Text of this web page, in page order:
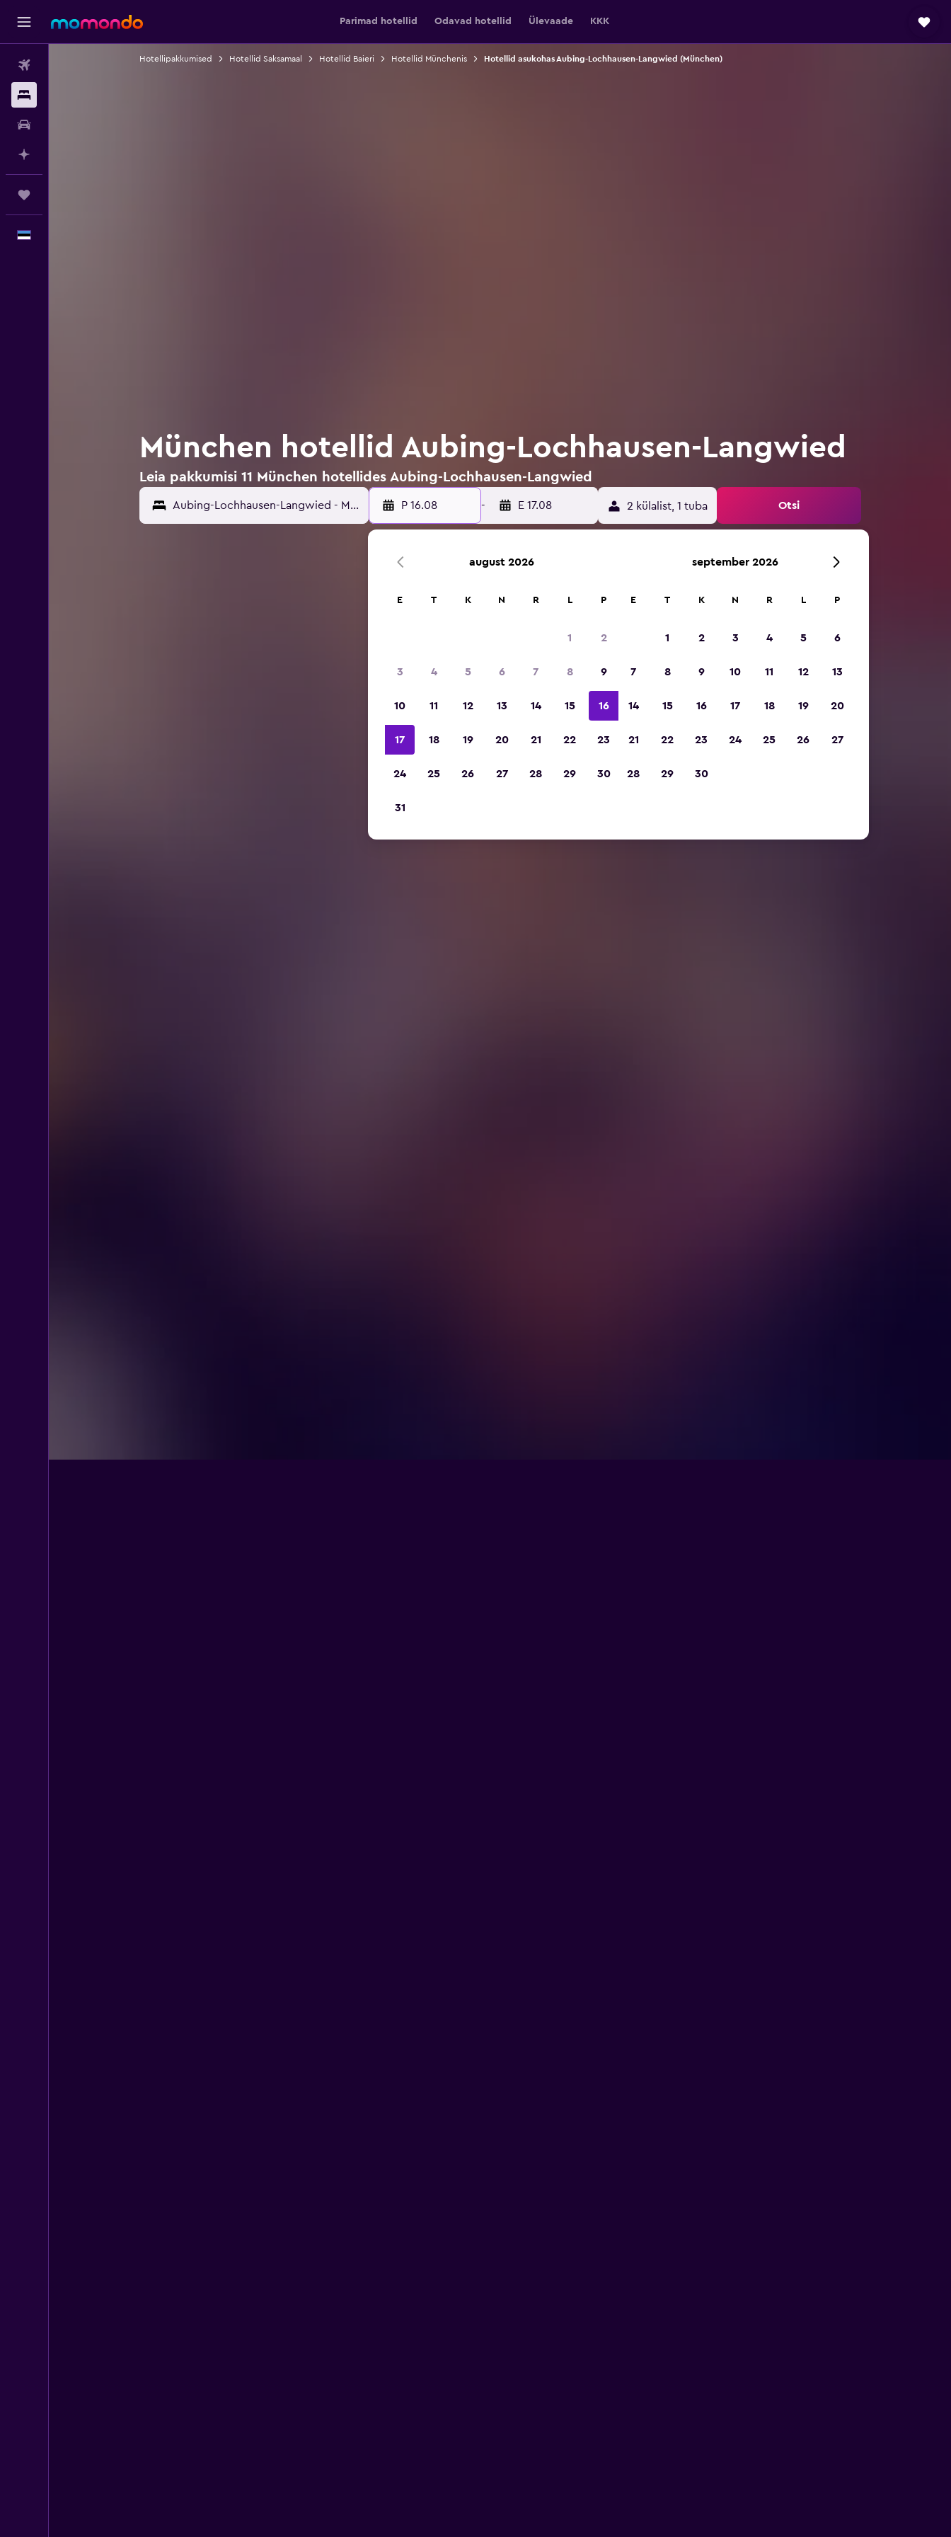
Parimad hotellid Odavad hotellid Ülevaade KKK
Hotellipakkumised Hotellid Saksamaal Hotellid Baieri Hotellid Münchenis Hotellid asukohas Aubing-Lochhausen-Langwied (München)
München hotellid Aubing-Lochhausen-Langwied
Leia pakkumisi 11 München hotellides Aubing-Lochhausen-Langwied
P 16.08 - E 17.08 2 külalist, 1 tuba Otsi
august 2026
E T K N R L P
1 2
3 4 5 6 7 8 9
10 11 12 13 14 15 16
17 18 19 20 21 22 23
24 25 26 27 28 29 30
31
september 2026
E T K N R L P
1 2 3 4 5 6
7 8 9 10 11 12 13
14 15 16 17 18 19 20
21 22 23 24 25 26 27
28 29 30